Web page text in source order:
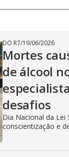
DO R7/19/06/2026
Mortes
de álcool
desafios
Dia Nacional da Lei
conscientização e